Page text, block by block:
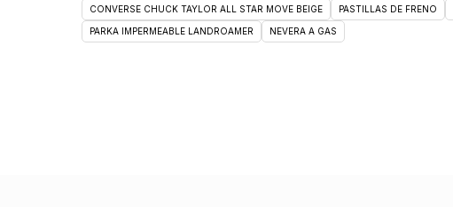
CONVERSE CHUCK TAYLOR ALL STAR MOVE BEIGE PASTILLAS DE FRENO
PARKA IMPERMEABLE LANDROAMER NEVERA A GAS